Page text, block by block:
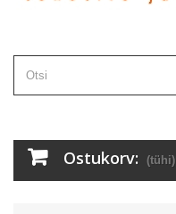
Ostukorv: (tühi)